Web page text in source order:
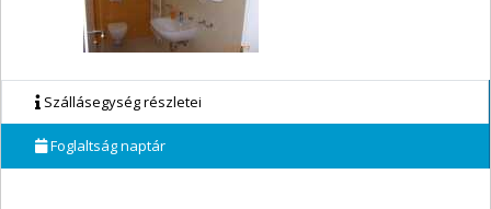
Szállásegység részletei
Foglaltság naptár